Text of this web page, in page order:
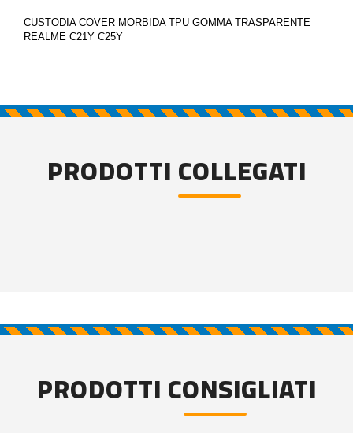
CUSTODIA COVER MORBIDA TPU GOMMA TRASPARENTE
REALME C21Y C25Y
PRODOTTI COLLEGATI
PRODOTTI CONSIGLIATI